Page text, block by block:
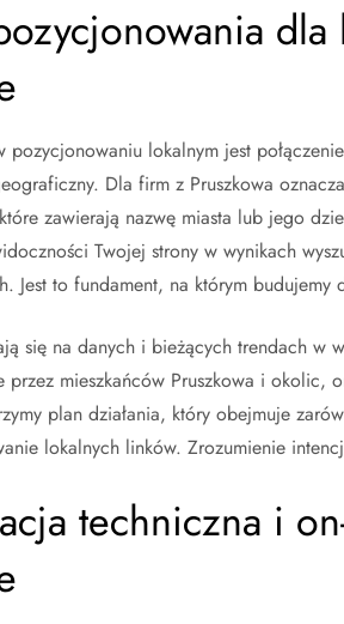
pozycjonowaniu lokalnym jest
Dla firm z Pruszkowa
zawierają nazwę miasta lub jego
Twojej strony w wynikach
Jest to fundament, na którym budujemy
się na danych i bieżących trendach w
przez mieszkańców Pruszkowa i okolic,
plan działania, który obejmuje
lokalnych linków. Zrozumienie
techniczna i